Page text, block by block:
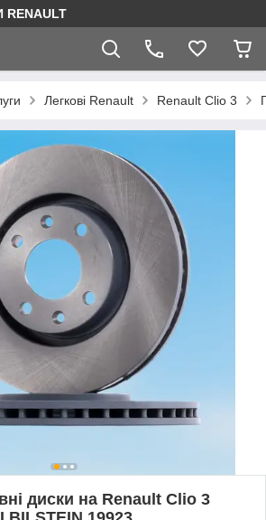
Легкові Renault Renault Clio 3
диски на Renault Clio 3